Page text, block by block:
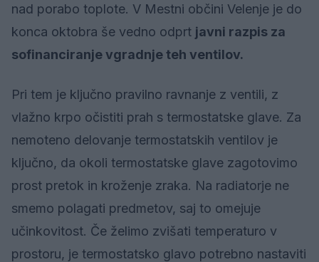
nad porabo toplote. V Mestni občini Velenje je do
konca oktobra še vedno odprt javni razpis za
sofinanciranje vgradnje teh ventilov.
Pri tem je ključno pravilno ravnanje z ventili, z
vlažno krpo očistiti prah s termostatske glave. Za
nemoteno delovanje termostatskih ventilov je
ključno, da okoli termostatske glave zagotovimo
prost pretok in kroženje zraka. Na radiatorje ne
smemo polagati predmetov, saj to omejuje
učinkovitost. Če želimo zvišati temperaturo v
prostoru, je termostatsko glavo potrebno nastaviti